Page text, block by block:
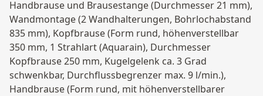
Handbrause und Brausestange (Durchmesser 21 mm),
Wandmontage (2 Wandhalterungen, Bohrlochabstand
835 mm), Kopfbrause (Form rund, höhenverstellbar
350 mm, 1 Strahlart (Aquarain), Durchmesser
Kopfbrause 250 mm, Kugelgelenk ca. 3 Grad
schwenkbar, Durchflussbegrenzer max. 9 l/min.),
Handbrause (Form rund, mit höhenverstellbarer